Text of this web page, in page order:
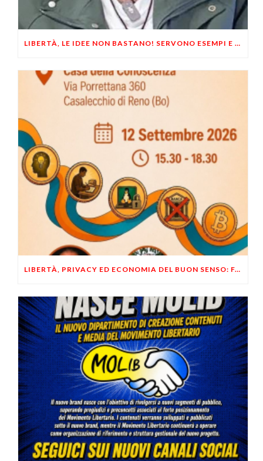
LIBERTÀ, LE IDEE NON BASTANO! SERVONO ESEMPI E UN PO’ DI COERENZA
LIBERTÀ, PRIVACY ED ECONOMIA DEL BUON SENSO: FACCO E MUSUMECI A CASALECCHIO DI RENO (BO)